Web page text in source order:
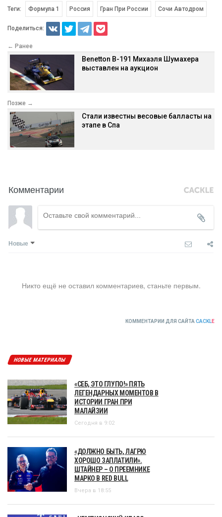
Теги: Формула 1 Россия Гран При России Сочи Автодром
Поделиться:
← Ранее
Benetton B-191 Михаэля Шумахера
выставлен на аукцион
Позже →
Стали известны весовые балласты на
этапе в Спа
Комментарии
Новые
Никто ещё не оставил комментариев, станьте первым.
КОММЕНТАРИИ ДЛЯ САЙТАCACKLE
НОВЫЕ МАТЕРИАЛЫ
«СЕБ, ЭТО ГЛУПО!» ПЯТЬ
ЛЕГЕНДАРНЫХ МОМЕНТОВ В
ИСТОРИИ ГРАН ПРИ
МАЛАЙЗИИ
Сегодня в 9:02
«ДОЛЖНО БЫТЬ, ЛАГРЮ
ХОРОШО ЗАПЛАТИЛИ».
ШТАЙНЕР – О ПРЕЕМНИКЕ
МАРКО В RED BULL
Вчера в 18:55